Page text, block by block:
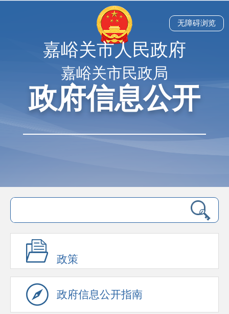
嘉峪关市人民政府
嘉峪关市民政局
政府信息公开
无障碍浏览
政策
政府信息公开指南